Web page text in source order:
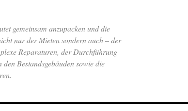
gemeinsam anzupacken und die
nur der Mieten sondern auch – der
Reparaturen, der Durchführung
Bestandsgebäuden sowie die